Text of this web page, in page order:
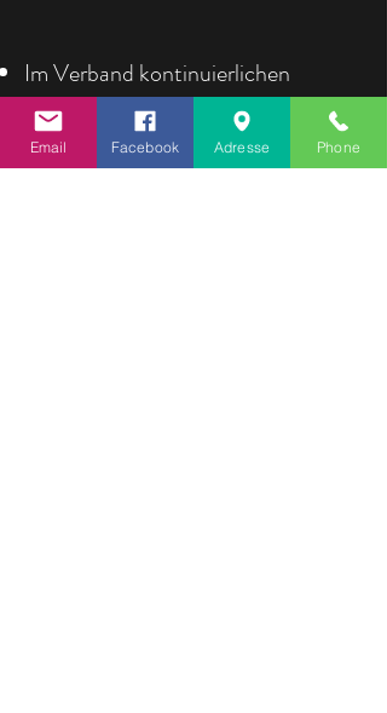
Im Verband kontinuierlichen
Informationsaustausch und
Hilfestellungen sicher zu
gewährleisten.
Email Facebook Adresse Phone